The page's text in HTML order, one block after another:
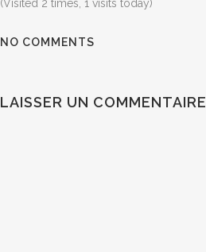
(Visited 2 times, 1 visits today)
NO COMMENTS
LAISSER UN COMMENTAIRE